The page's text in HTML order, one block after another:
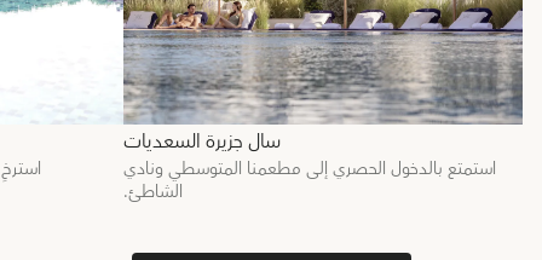
سال جزيرة السعديات
استمتع بالدخول الحصري إلى مطعمنا المتوسطي ونادي
الشاطئ.